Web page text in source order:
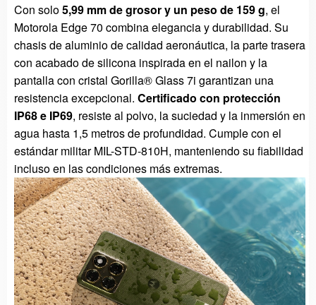
Con solo5,99 mm de grosor y un peso de 159 g, el
Motorola Edge 70 combina elegancia y durabilidad. Su
chasis de aluminio de calidad aeronáutica, la parte trasera
con acabado de silicona inspirada en el nailon y la
pantalla con cristal Gorilla® Glass 7i garantizan una
resistencia excepcional. Certificado con protección
IP68 e IP69, resiste al polvo, la suciedad y la inmersión en
agua hasta 1,5 metros de profundidad. Cumple con el
estándar militar MIL-STD-810H, manteniendo su fiabilidad
incluso en las condiciones más extremas.